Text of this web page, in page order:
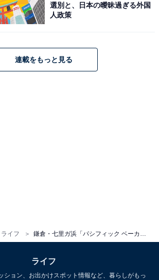
ライフ
選別と、日本の曖昧過ぎる外国
人政策
連載をもっと見る
ライフ
ション、お出かけスポット情報など、暮らしがもっ